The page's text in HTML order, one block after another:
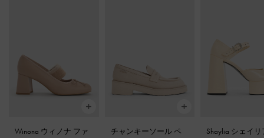
Winona ウィノナ ファ
チャンキーソール ペ
Shaylia シェイ